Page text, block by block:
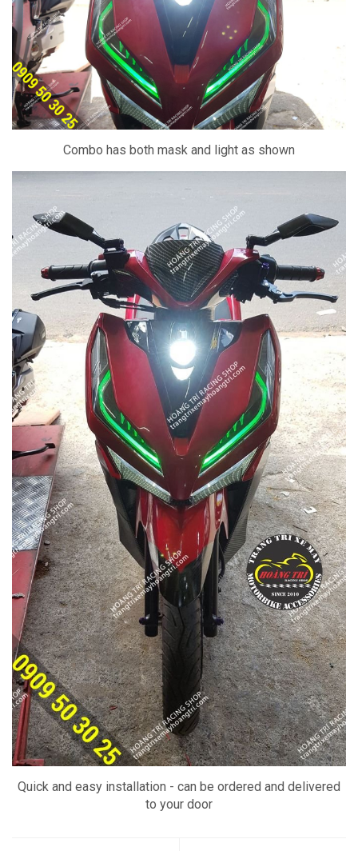
Combo has both mask and light as shown
Quick and easy installation - can be ordered and delivered
to your door